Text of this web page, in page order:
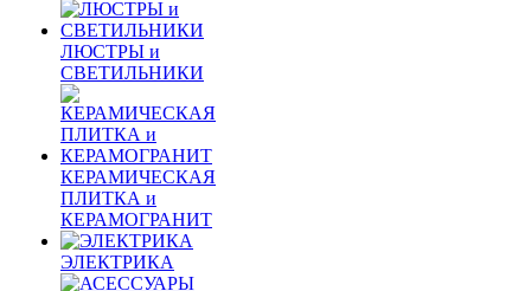
ЛЮСТРЫ и
СВЕТИЛЬНИКИ
КЕРАМИЧЕСКАЯ
ПЛИТКА и
КЕРАМОГРАНИТ
ЭЛЕКТРИКА